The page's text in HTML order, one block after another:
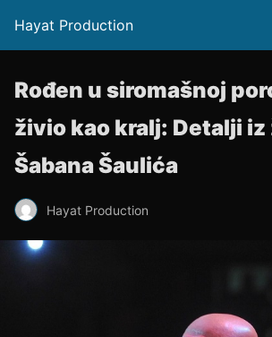
Hayat Production
Rođen u siromašnoj
živio kao kralj: Detalji
Šabana Šaulića
Hayat Production